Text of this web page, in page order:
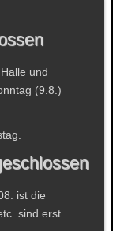
und
(9.8.)
ist die
sind erst